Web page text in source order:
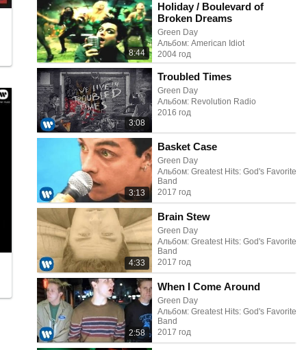
8:44
Holiday / Boulevard of
Broken Dreams
Green Day
Альбом: American Idiot
2004 год
3:08
Troubled Times
Green Day
Альбом: Revolution Radio
2016 год
3:13
Basket Case
Green Day
Альбом: Greatest Hits: God's Favorite
Band
2017 год
4:33
Brain Stew
Green Day
Альбом: Greatest Hits: God's Favorite
Band
2017 год
2:58
When I Come Around
Green Day
Альбом: Greatest Hits: God's Favorite
Band
2017 год